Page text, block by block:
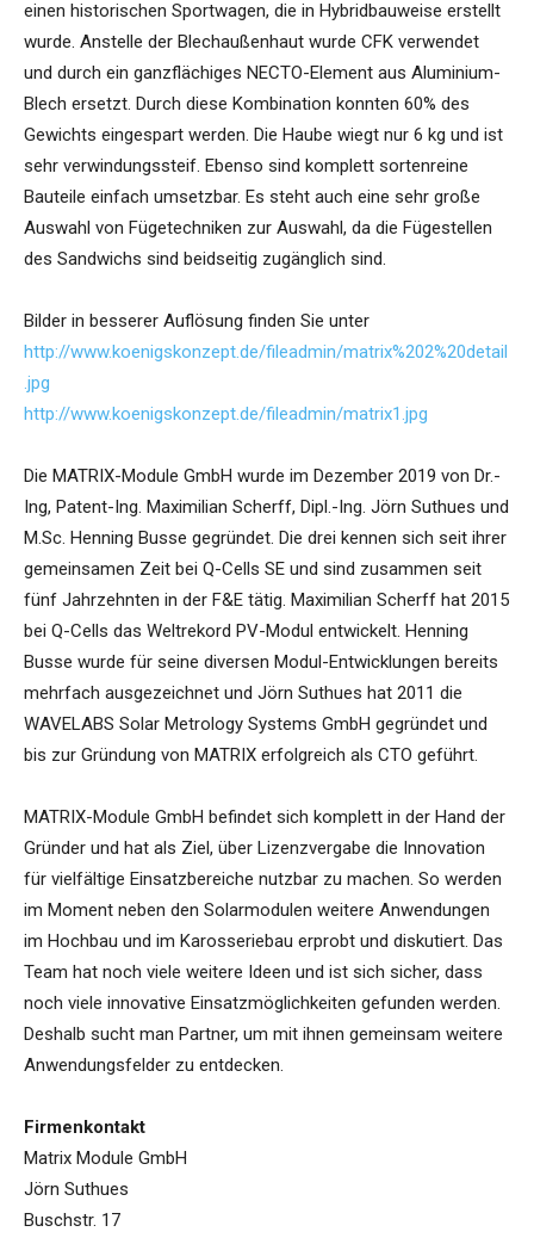
einen historischen Sportwagen, die in Hybridbauweise erstellt
wurde. Anstelle der Blechaußenhaut wurde CFK verwendet
und durch ein ganzflächiges NECTO-Element aus Aluminium-
Blech ersetzt. Durch diese Kombination konnten 60% des
Gewichts eingespart werden. Die Haube wiegt nur 6 kg und ist
sehr verwindungssteif. Ebenso sind komplett sortenreine
Bauteile einfach umsetzbar. Es steht auch eine sehr große
Auswahl von Fügetechniken zur Auswahl, da die Fügestellen
des Sandwichs sind beidseitig zugänglich sind.
Bilder in besserer Auflösung finden Sie unter
http://www.koenigskonzept.de/fileadmin/matrix%202%20detail
.jpg
http://www.koenigskonzept.de/fileadmin/matrix1.jpg
Die MATRIX-Module GmbH wurde im Dezember 2019 von Dr.-
Ing, Patent-Ing. Maximilian Scherff, Dipl.-Ing. Jörn Suthues und
M.Sc. Henning Busse gegründet. Die drei kennen sich seit ihrer
gemeinsamen Zeit bei Q-Cells SE und sind zusammen seit
fünf Jahrzehnten in der F&E tätig. Maximilian Scherff hat 2015
bei Q-Cells das Weltrekord PV-Modul entwickelt. Henning
Busse wurde für seine diversen Modul-Entwicklungen bereits
mehrfach ausgezeichnet und Jörn Suthues hat 2011 die
WAVELABS Solar Metrology Systems GmbH gegründet und
bis zur Gründung von MATRIX erfolgreich als CTO geführt.
MATRIX-Module GmbH befindet sich komplett in der Hand der
Gründer und hat als Ziel, über Lizenzvergabe die Innovation
für vielfältige Einsatzbereiche nutzbar zu machen. So werden
im Moment neben den Solarmodulen weitere Anwendungen
im Hochbau und im Karosseriebau erprobt und diskutiert. Das
Team hat noch viele weitere Ideen und ist sich sicher, dass
noch viele innovative Einsatzmöglichkeiten gefunden werden.
Deshalb sucht man Partner, um mit ihnen gemeinsam weitere
Anwendungsfelder zu entdecken.
Firmenkontakt
Matrix Module GmbH
Jörn Suthues
Buschstr. 17